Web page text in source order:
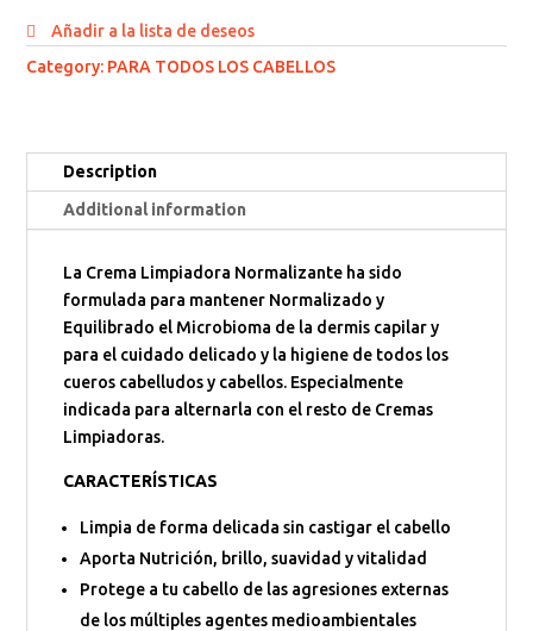
ml)
quantity
Añadir a la lista de deseos
Category: PARA TODOS LOS CABELLOS
Description
Additional information
La Crema Limpiadora Normalizante ha sido
formulada para mantener Normalizado y
Equilibrado el Microbioma de la dermis capilar y
para el cuidado delicado y la higiene de todos los
cueros cabelludos y cabellos. Especialmente
indicada para alternarla con el resto de Cremas
Limpiadoras.
CARACTERÍSTICAS
Limpia de forma delicada sin castigar el cabello
Aporta Nutrición, brillo, suavidad y vitalidad
Protege a tu cabello de las agresiones externas
de los múltiples agentes medioambientales